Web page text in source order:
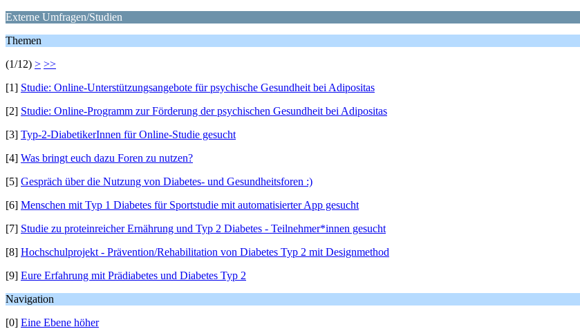
Externe Umfragen/Studien
Themen
(1/12) > >>
[1] Studie: Online-Unterstützungsangebote für psychische Gesundheit bei Adipositas
[2] Studie: Online-Programm zur Förderung der psychischen Gesundheit bei Adipositas
[3] Typ-2-DiabetikerInnen für Online-Studie gesucht
[4] Was bringt euch dazu Foren zu nutzen?
[5] Gespräch über die Nutzung von Diabetes- und Gesundheitsforen :)
[6] Menschen mit Typ 1 Diabetes für Sportstudie mit automatisierter App gesucht
[7] Studie zu proteinreicher Ernährung und Typ 2 Diabetes - Teilnehmer*innen gesucht
[8] Hochschulprojekt - Prävention/Rehabilitation von Diabetes Typ 2 mit Designmethod
[9] Eure Erfahrung mit Prädiabetes und Diabetes Typ 2
Navigation
[0] Eine Ebene höher